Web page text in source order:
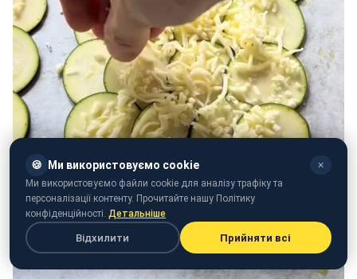
🍪 Ми використовуємо cookie ✕
Ми використовуємо файли cookie для аналізу трафіку та
персоналізації контенту. Прочитайте нашу Політику
конфіденційності. Детальніше
Відхилити Прийняти всі